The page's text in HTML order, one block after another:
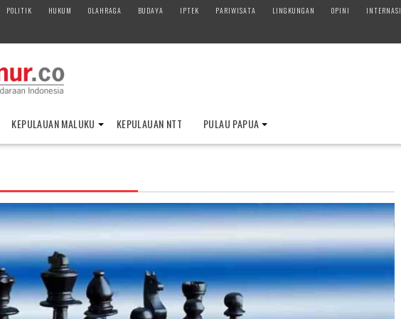
POLITIK HUKUM OLAHRAGA BUDAYA IPTEK PARIWISATA LINGKUNGAN OPINI
KEPULAUAN MALUKU KEPULAUAN NTT PULAU PAPUA